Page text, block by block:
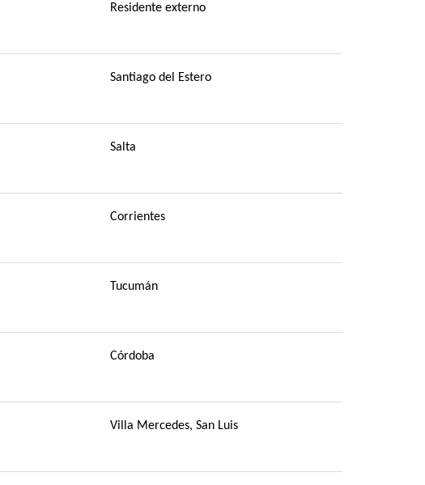
Residente externo
Santiago del Estero
Salta
Corrientes
Tucumán
Córdoba
Villa Mercedes, San Luis